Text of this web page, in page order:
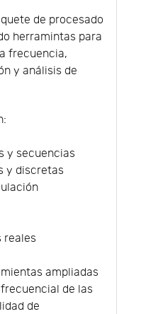
de procesado
herramintas para
frecuencia,
y análisis de
y secuencias
y discretas
reales
ampliadas
de las
de